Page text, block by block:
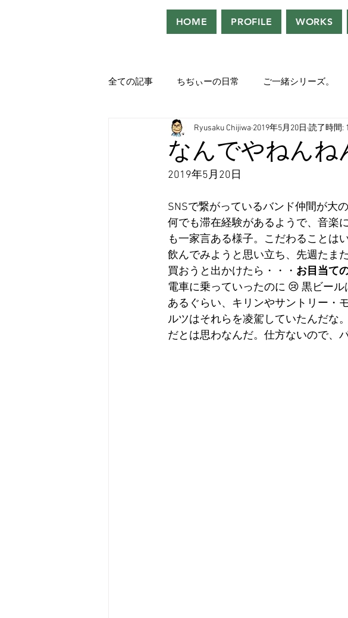
HOME PROFILE WORKS
全ての記事 ちぢぃーの日常 ご一緒シリーズ。
役者として、声優として。 ちぢぃー的VOWネタ
吹き替えが好き！！ 「ウルトラ」の世界。
Saturdeay Scrapbook タツロー・マニア一年生。
なんでやねんね
Ryusaku Chijiwa 2019年5月20日 読了時間:
2019年5月20日
SNSで繋がっているバンド仲間が大
何でも滞在経験があるようで、音楽
も一家言ある様子。こだわることは
飲んでみようと思い立ち、先週たま
買おうと出かけたら・・・ お目当て
電車に乗っていったのに 😢 黒ビー
あるぐらい、キリンやサントリー・
ルツはそれらを凌駕していたんだな
だとは思わなんだ。仕方ないので、